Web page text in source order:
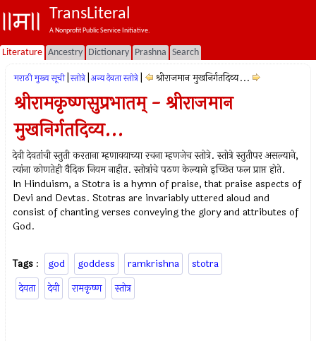
TransLiteral
A Nonprofit Public Service Initiative.
Literature Ancestry Dictionary Prashna Search
मराठी मुख्य सूची स्तोत्रे अन्य देवता स्तोत्रे श्रीराजमान मुखनिर्गतदिव्य...
श्रीरामकृष्णसुप्रभातम् - श्रीराजमान
मुखनिर्गतदिव्य...
देवी देवतांची स्तुती करताना म्हणावयाच्या रचना म्हणजेच स्तोत्रे. स्तोत्रे स्तुतीपर असल्याने,
त्यांना कोणतेही वैदिक नियम नाहीत. स्तोत्रांचे पठण केल्याने इच्छित फल प्राप्त होते.
In Hinduism, a Stotra is a hymn of praise, that praise aspects of
Devi and Devtas. Stotras are invariably uttered aloud and
consist of chanting verses conveying the glory and attributes of
God.
Tags : god goddess ramkrishna
stotra
देवता
देवी रामकृष्ण स्तोत्र